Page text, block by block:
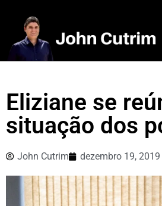
Eliziane se
situação dos
John Cutrim dezembro 19, 2019